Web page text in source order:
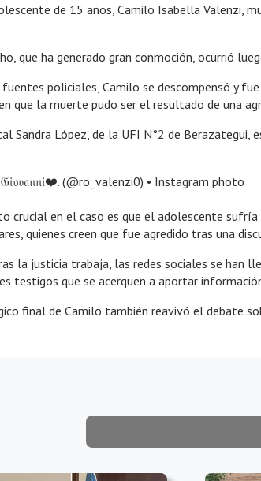
de 15 años, Camilo Isabella Valenzi,
que ha generado gran conmoción, ocurrió
fuentes policiales, Camilo se descompensó y
que la muerte pudo ser el resultado de una
Sandra López, de la UFI N°2 de
𝔊𝔦𝔬𝔳𝔞𝔫𝔫𝔦❤️. (@ro_valenzi0) • Instagram photo
crucial en el caso es que el adolescente
quienes creen que fue agredido tras una
la justicia trabaja, las redes sociales se han
testigos que se acerquen a aportar
final de Camilo también reavivó el debate